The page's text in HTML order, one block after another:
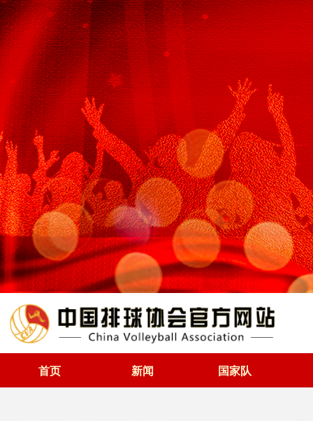
首页 新闻 国家队